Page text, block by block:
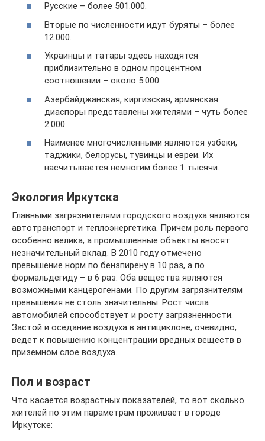
Русские – более 501.000.
Вторые по численности идут буряты – более
12.000.
Украинцы и татары здесь находятся
приблизительно в одном процентном
соотношении – около 5.000.
Азербайджанская, киргизская, армянская
диаспоры представлены жителями – чуть более
2.000.
Наименее многочисленными являются узбеки,
таджики, белорусы, тувинцы и евреи. Их
насчитывается немногим более 1 тысячи.
Экология Иркутска
Главными загрязнителями городского воздуха являются
автотранспорт и теплоэнергетика. Причем роль первого
особенно велика, а промышленные объекты вносят
незначительный вклад. В 2010 году отмечено
превышение норм по бензпирену в 10 раз, а по
формальдегиду – в 6 раз. Оба вещества являются
возможными канцерогенами. По другим загрязнителям
превышения не столь значительны. Рост числа
автомобилей способствует и росту загрязненности.
Застой и оседание воздуха в антициклоне, очевидно,
ведет к повышению концентрации вредных веществ в
приземном слое воздуха.
Пол и возраст
Что касается возрастных показателей, то вот сколько
жителей по этим параметрам проживает в городе
Иркутске: